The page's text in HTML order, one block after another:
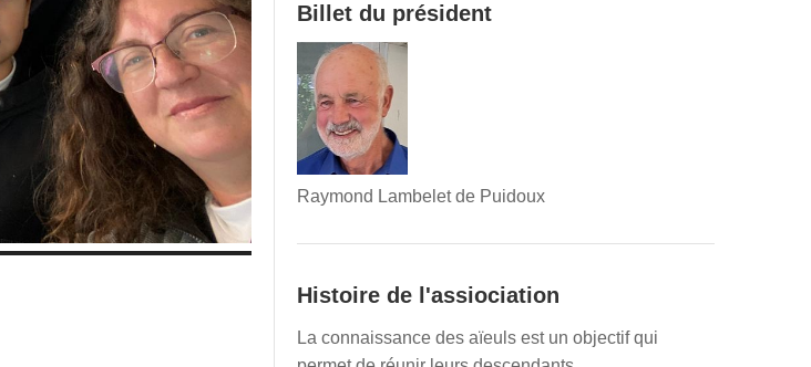
Billet du président
Raymond Lambelet de Puidoux
Histoire de l'assiociation
La connaissance des aïeuls est un objectif qui